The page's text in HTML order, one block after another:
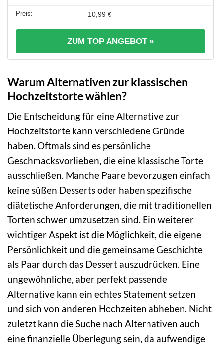
10,99 €
ZUM TOP ANGEBOT »
Warum Alternativen zur klassischen
Hochzeitstorte wählen?
Die Entscheidung für eine Alternative zur
Hochzeitstorte kann verschiedene Gründe
haben. Oftmals sind es persönliche
Geschmacksvorlieben, die eine klassische Torte
ausschließen. Manche Paare bevorzugen einfach
keine süßen Desserts oder haben spezifische
diätetische Anforderungen, die mit traditionellen
Torten schwer umzusetzen sind. Ein weiterer
wichtiger Aspekt ist die Möglichkeit, die eigene
Persönlichkeit und die gemeinsame Geschichte
als Paar durch das Dessert auszudrücken. Eine
ungewöhnliche, aber perfekt passende
Alternative kann ein echtes Statement setzen
und sich von anderen Hochzeiten abheben. Nicht
zuletzt kann die Suche nach Alternativen auch
eine finanzielle Überlegung sein, da aufwendige